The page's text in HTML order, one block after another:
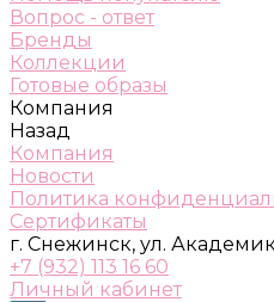
Вопрос - ответ
Бренды
Коллекции
Готовые образы
Компания
Назад
Компания
Новости
Политика
Сертификаты
г. Снежинск, ул.
+7 (932) 113 16 60
Личный кабинет